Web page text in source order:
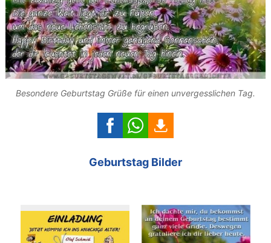
Besondere Geburtstag Grüße für einen unvergesslichen Tag.
Geburtstag Bilder